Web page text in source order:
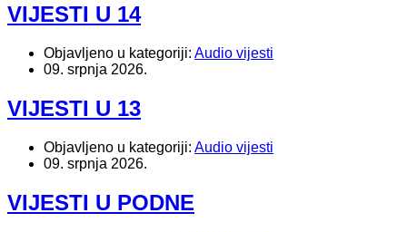
VIJESTI U 14
Objavljeno u kategoriji: Audio vijesti
09. srpnja 2026.
VIJESTI U 13
Objavljeno u kategoriji: Audio vijesti
09. srpnja 2026.
VIJESTI U PODNE